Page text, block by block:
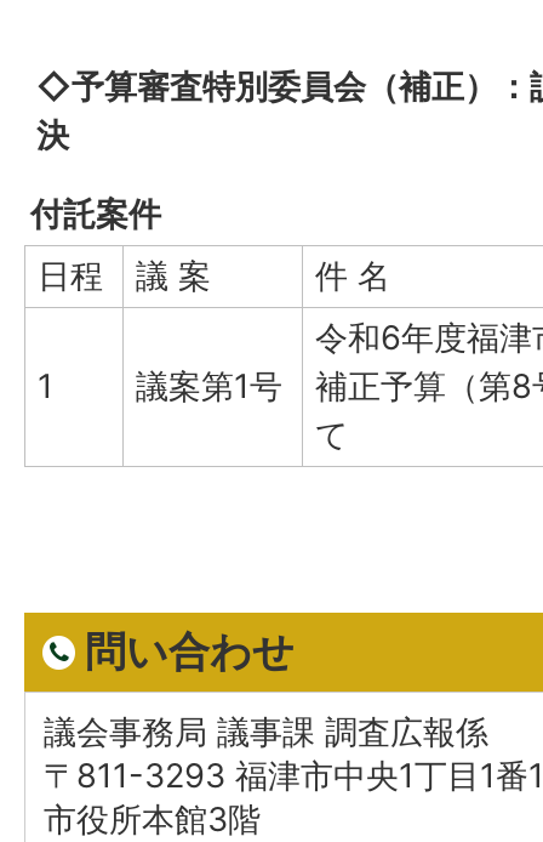
◇予算審査特別委員会（補正）：
決
付託案件
日程
議 案 件 名
1 議案第1号
令和6年度福津
補正予算（第
て
問い合わせ
議会事務局 議事課 調査広報係
〒811-3293 福津市中央1丁目1番
市役所本館3階